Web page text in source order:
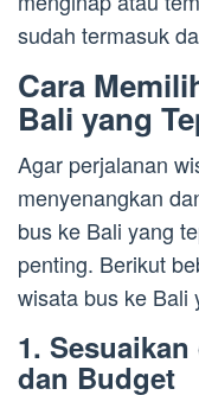
sudah termasuk
Cara
Bali yang
Agar perjalanan
menyenangkan
bus ke Bali yang
penting. Berikut
wisata bus ke Bali
1.
dan Budget